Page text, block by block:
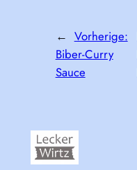
← Vorherige:
Biber-Curry
Sauce